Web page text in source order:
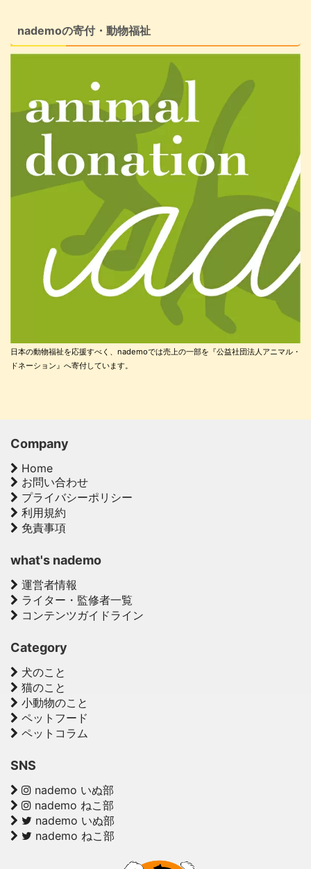
nademoの寄付・動物福祉
日本の動物福祉を応援すべく、nademoでは売上の一部を『公益社団法人アニマル・
ドネーション』へ寄付しています。
Company
Home
お問い合わせ
プライバシーポリシー
利用規約
免責事項
what's nademo
運営者情報
ライター・監修者一覧
コンテンツガイドライン
Category
犬のこと
猫のこと
小動物のこと
ペットフード
ペットコラム
SNS
nademo いぬ部
nademo ねこ部
nademo いぬ部
nademo ねこ部